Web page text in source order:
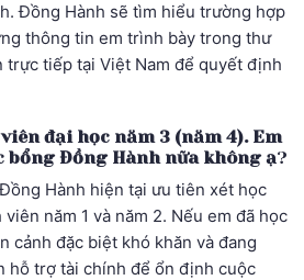
Đồng Hành sẽ tìm hiểu trường hợp
thông tin em trình bày trong thư
trực tiếp tại Việt Nam để quyết định
đại học năm 3 (năm 4). Em
bổng Đồng Hành nữa không ạ?
Hành hiện tại ưu tiên xét học
năm 1 và năm 2. Nếu em đã học
cảnh đặc biệt khó khăn và đang
hỗ trợ tài chính để ổn định cuộc